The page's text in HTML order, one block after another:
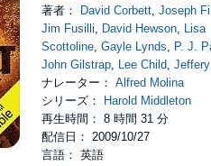
著者： David Corbett ,Joseph
Jim Fusilli
David Hewson
Lisa
Scottoline ,Gayle Lynds P. J.
John Gilstrap
Lee Child ,
ナレーター：Alfred Molina
シリーズ：
Harold Middleton
再生時間： 8 時間 31 分
配信日： 2009/10/27
言語： 英語